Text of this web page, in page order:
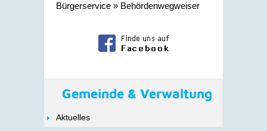
Bürgerservice » Behördenwegweiser
Gemeinde & Verwaltung
Aktuelles